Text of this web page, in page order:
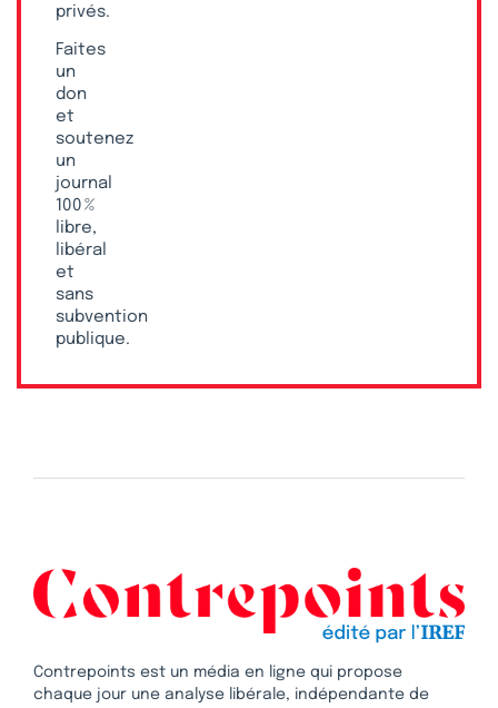
privés.
Faites
un
don
et
soutenez
un
journal
100 %
libre,
libéral
et
sans
subvention
publique.
Contrepoints est un média en ligne qui propose
chaque jour une analyse libérale, indépendante de